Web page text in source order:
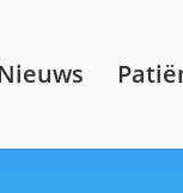
Nieuws